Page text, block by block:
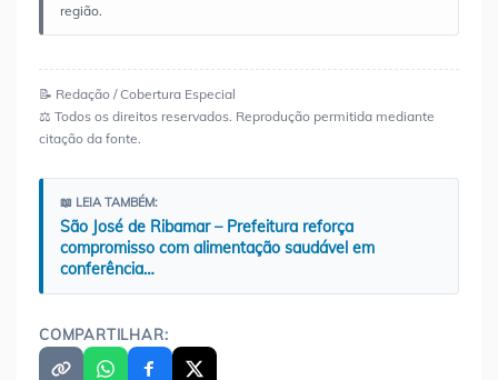
região.
📝 Redação / Cobertura Especial
⚖️ Todos os direitos reservados. Reprodução permitida mediante
citação da fonte.
📖 LEIA TAMBÉM:
São José de Ribamar – Prefeitura reforça
compromisso com alimentação saudável em
conferência…
COMPARTILHAR: